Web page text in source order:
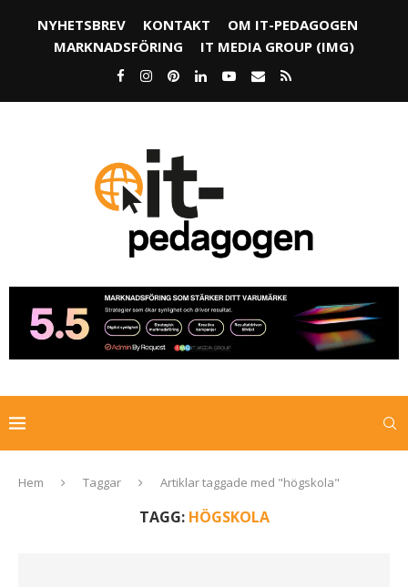
NYHETSBREV KONTAKT
OM IT-PEDAGOGEN
MARKNADSFÖRING
IT MEDIA GROUP (IMG)
Hem Taggar Artiklar taggade med "högskola"
TAGG: HÖGSKOLA